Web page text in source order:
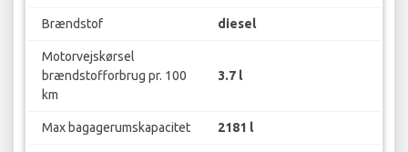
Brændstof diesel
Motorvejskørsel
brændstofforbrug pr. 100
km
3.7 l
Max bagagerumskapacitet 2181 l